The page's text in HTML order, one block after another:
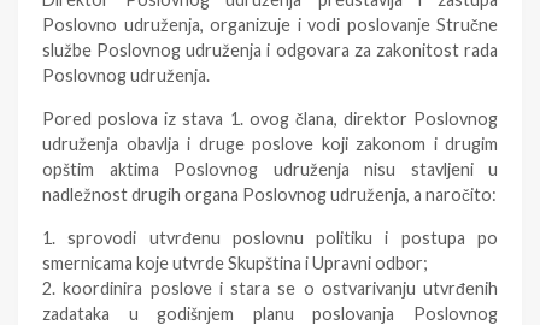
Poslovno udruženja, organizuje i vodi poslovanje Stručne
službe Poslovnog udruženja i odgovara za zakonitost rada
Poslovnog udruženja.
Pored poslova iz stava 1. ovog člana, direktor Poslovnog
udruženja obavlja i druge poslove koji zakonom i drugim
opštim aktima Poslovnog udruženja nisu stavljeni u
nadležnost drugih organa Poslovnog udruženja, a naročito:
1. sprovodi utvrđenu poslovnu politiku i postupa po
smernicama koje utvrde Skupština i Upravni odbor;
2. koordinira poslove i stara se o ostvarivanju utvrđenih
zadataka u godišnjem planu poslovanja Poslovnog